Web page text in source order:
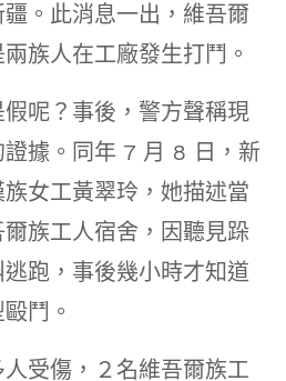
。此消息一出，維吾爾
族人在工廠發生打鬥。
呢？事後，警方聲稱現
據。同年 7 月 8 日，新
女工黃翠玲，她描述當
族工人宿舍，因聽見跺
跑，事後幾小時才知道
鬥。
受傷，２名維吾爾族工